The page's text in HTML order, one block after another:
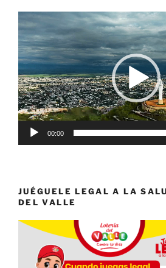
Reproductor
de
vídeo
00:00
JUÉGUELE LEGAL A LA
DEL VALLE